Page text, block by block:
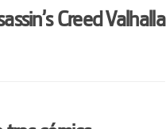
Creed Valhalla